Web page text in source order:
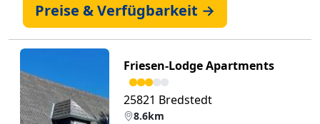
Preise & Verfügbarkeit →
Friesen-Lodge Apartments
25821 Bredstedt
8.6km